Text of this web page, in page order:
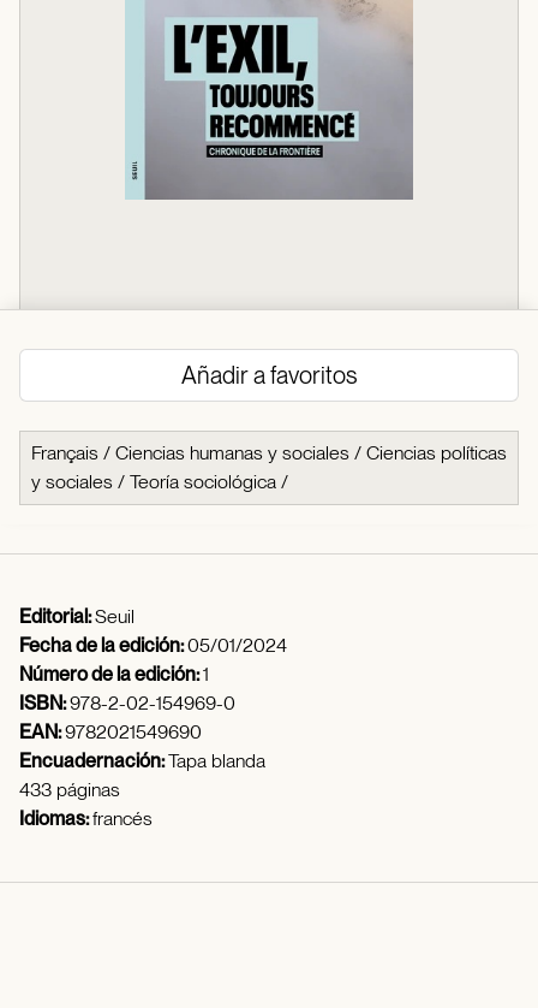
Añadir a favoritos
Français / Ciencias humanas y sociales / Ciencias políticas
y sociales / Teoría sociológica /
Editorial:Seuil
Fecha de la edición:05/01/2024
Número de la edición:1
ISBN:978-2-02-154969-0
EAN:9782021549690
Encuadernación:Tapa blanda
433 páginas
Idiomas:francés